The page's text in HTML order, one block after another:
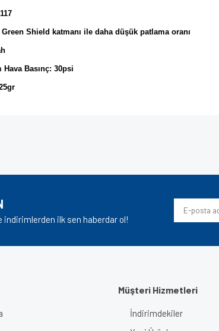
Shield katmanı ile daha düşük patlama oranı
Hava Basınç: 30psi
resmi kalitesiz, bozuk veya görüntülenemiyor.
bilgilerinde hatalar bulunuyor.
indirimlerden ilk sen haberdar ol!
Müşteri Hizmetleri
İndirimdekiler